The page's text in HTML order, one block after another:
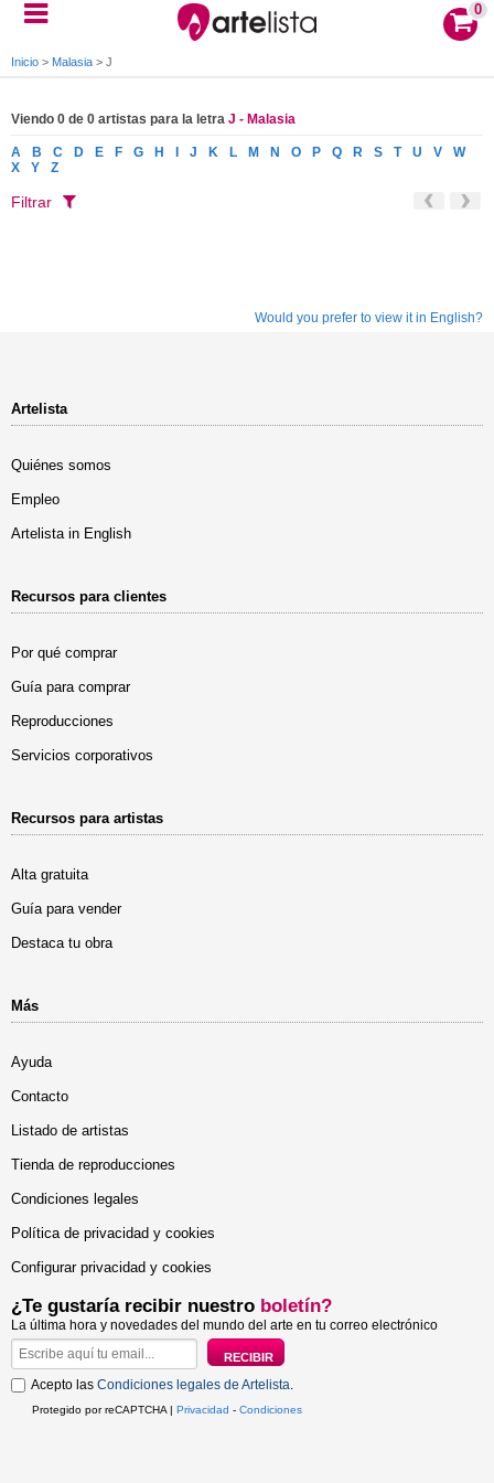
0
Inicio > Malasia > J
Viendo 0 de 0 artistas para la letra J - Malasia
A B C D E F G H J K L M N O P Q R S T U V
W
X
Y Z
Filtrar
Would you prefer to view it in English?
Artelista
Quiénes somos
Empleo
Artelista in English
Recursos para clientes
Por qué comprar
Guía para comprar
Reproducciones
Servicios corporativos
Recursos para artistas
Alta gratuita
Guía para vender
Destaca tu obra
Más
Ayuda
Contacto
Listado de artistas
Tienda de reproducciones
Condiciones legales
Política de privacidad y cookies
Configurar privacidad y cookies
¿Te gustaría recibir nuestro boletín?
La última hora y novedades del mundo del arte en tu correo electrónico
Acepto las Condiciones legales de Artelista.
Protegido por reCAPTCHA | Privacidad - Condiciones